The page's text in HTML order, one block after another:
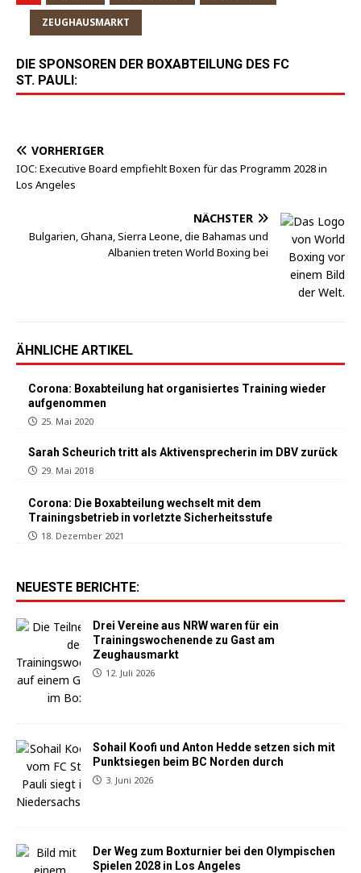
ZEUGHAUSMARKT
DIE SPONSOREN DER BOXABTEILUNG DES FC
ST. PAULI:
VORHERIGER
IOC: Executive Board empfiehlt Boxen für das Programm 2028 in
Los Angeles
NÄCHSTER
Bulgarien, Ghana, Sierra Leone, die Bahamas und
Albanien treten World Boxing bei
ÄHNLICHE ARTIKEL
Corona: Boxabteilung hat organisiertes Training wieder
aufgenommen
25. Mai 2020
Sarah Scheurich tritt als Aktivensprecherin im DBV zurück
29. Mai 2018
Corona: Die Boxabteilung wechselt mit dem
Trainingsbetrieb in vorletzte Sicherheitsstufe
18. Dezember 2021
NEUESTE BERICHTE:
Drei Vereine aus NRW waren für ein
Trainingswochenende zu Gast am
Zeughausmarkt
12. Juli 2026
Sohail Koofi und Anton Hedde setzen sich mit
Punktsiegen beim BC Norden durch
3. Juni 2026
Der Weg zum Boxturnier bei den Olympischen
Spielen 2028 in Los Angeles